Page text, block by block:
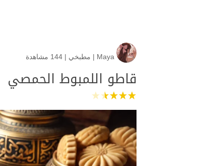
Maya
| مطبخي | 144 مشاهدة
قاطو اللمبوط الحمصي